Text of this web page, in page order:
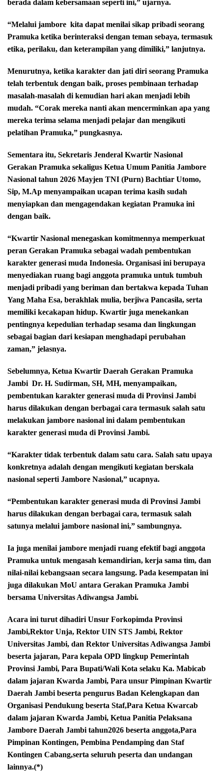
berada dalam kebersamaan seperti ini,” ujarnya.
“Melalui jambore kita dapat menilai sikap pribadi seorang
Pramuka ketika berinteraksi dengan teman sebaya, termasuk
etika, perilaku, dan keterampilan yang dimiliki,” lanjutnya.
Menurutnya, ketika karakter dan jati diri seorang Pramuka
telah terbentuk dengan baik, proses pembinaan terhadap
masalah-masalah di kemudian hari akan menjadi lebih
mudah. “Corak mereka nanti akan mencerminkan apa yang
mereka terima selama menjadi pelajar dan mengikuti
pelatihan Pramuka,” pungkasnya.
Sementara itu, Sekretaris Jenderal Kwartir Nasional
Gerakan Pramuka sekaligus Ketua Umum Panitia Jambore
Nasional tahun 2026 Mayjen TNI (Purn) Bachtiar Utomo,
Sip, M.Ap menyampaikan ucapan terima kasih sudah
menyiapkan dan mengagendakan kegiatan Pramuka ini
dengan baik.
“Kwartir Nasional menegaskan komitmennya memperkuat
peran Gerakan Pramuka sebagai wadah pembentukan
karakter generasi muda Indonesia. Organisasi ini berupaya
menyediakan ruang bagi anggota pramuka untuk tumbuh
menjadi pribadi yang beriman dan bertakwa kepada Tuhan
Yang Maha Esa, berakhlak mulia, berjiwa Pancasila, serta
memiliki kecakapan hidup. Kwartir juga menekankan
pentingnya kepedulian terhadap sesama dan lingkungan
sebagai bagian dari kesiapan menghadapi perubahan
zaman,” jelasnya.
Sebelumnya, Ketua Kwartir Daerah Gerakan Pramuka
Jambi Dr. H. Sudirman, SH, MH, menyampaikan,
pembentukan karakter generasi muda di Provinsi Jambi
harus dilakukan dengan berbagai cara termasuk salah satu
melakukan jambore nasional ini dalam pembentukan
karakter generasi muda di Provinsi Jambi.
“Karakter tidak terbentuk dalam satu cara. Salah satu upaya
konkretnya adalah dengan mengikuti kegiatan berskala
nasional seperti Jambore Nasional,” ucapnya.
“Pembentukan karakter generasi muda di Provinsi Jambi
harus dilakukan dengan berbagai cara, termasuk salah
satunya melalui jambore nasional ini,” sambungnya.
Ia juga menilai jambore menjadi ruang efektif bagi anggota
Pramuka untuk mengasah kemandirian, kerja sama tim, dan
nilai-nilai kebangsaan secara langsung. Pada kesempatan ini
juga dilakukan MoU antara Gerakan Pramuka Jambi
bersama Universitas Adiwangsa Jambi.
Acara ini turut dihadiri Unsur Forkopimda Provinsi
Jambi,Rektor Unja, Rektor UIN STS Jambi, Rektor
Universitas Jambi, dan Rektor Universitas Adiwangsa Jambi
beserta jajaran, Para kepala OPD lingkup Pemerintah
Provinsi Jambi, Para Bupati/Wali Kota selaku Ka. Mabicab
dalam jajaran Kwarda Jambi, Para unsur Pimpinan Kwartir
Daerah Jambi beserta pengurus Badan Kelengkapan dan
Organisasi Pendukung beserta Staf,Para Ketua Kwarcab
dalam jajaran Kwarda Jambi, Ketua Panitia Pelaksana
Jambore Daerah Jambi tahun2026 beserta anggota,Para
Pimpinan Kontingen, Pembina Pendamping dan Staf
Kontingen Cabang,serta seluruh peserta dan undangan
lainnya.(*)